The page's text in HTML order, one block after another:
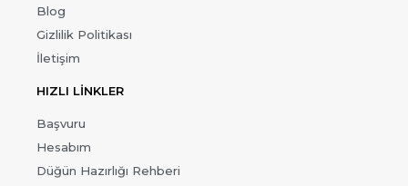
Blog
Gizlilik Politikası
İletişim
HIZLI LİNKLER
Başvuru
Hesabım
Düğün Hazırlığı Rehberi